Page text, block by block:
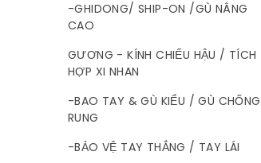
-GHIDONG/ SHIP-ON /GÙ NÂNG
CAO
GƯƠNG - KÍNH CHIẾU HẬU / TÍCH
HỢP XI NHAN
-BAO TAY & GÙ KIỂU / GÙ CHỐNG
RUNG
-BẢO VỆ TAY THẮNG / TAY LÁI